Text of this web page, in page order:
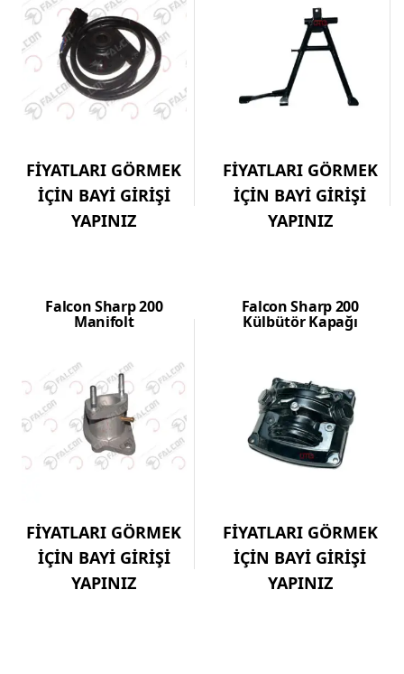
FİYATLARI GÖRMEK
İÇİN BAYİ GİRİŞİ
YAPINIZ
FİYATLARI GÖRMEK
İÇİN BAYİ GİRİŞİ
YAPINIZ
Falcon Sharp 200
Manifolt
FİYATLARI GÖRMEK
İÇİN BAYİ GİRİŞİ
YAPINIZ
Falcon Sharp 200
Külbütör Kapağı
FİYATLARI GÖRMEK
İÇİN BAYİ GİRİŞİ
YAPINIZ